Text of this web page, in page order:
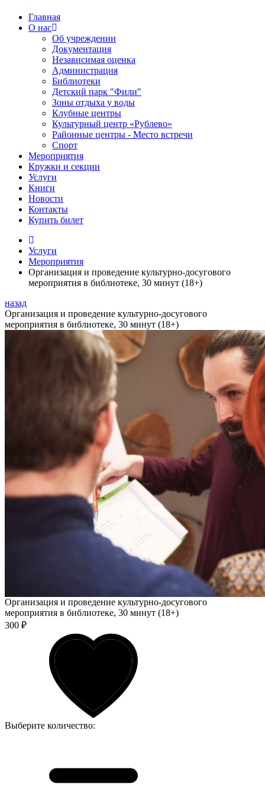
Главная
О нас
Об учреждении
Документация
Независимая оценка
Администрация
Библиотеки
Детский парк "Фили"
Зоны отдыха у воды
Клубные центры
Культурный центр «Рублево»
Районные центры - Место встречи
Спорт
Мероприятия
Кружки и секции
Услуги
Книги
Новости
Контакты
Купить билет
Услуги
Мероприятия
Организация и проведение культурно-досугового
мероприятия в библиотеке, 30 минут (18+)
назад
Организация и проведение культурно-досугового
мероприятия в библиотеке, 30 минут (18+)
Организация и проведение культурно-досугового
мероприятия в библиотеке, 30 минут (18+)
300 ₽
Выберите количество: